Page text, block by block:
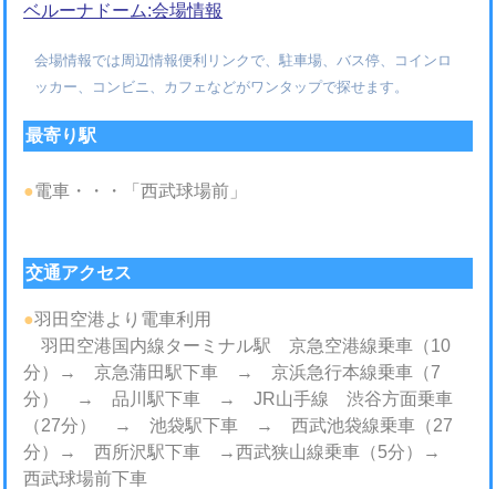
ベルーナドーム:会場情報
会場情報では周辺情報便利リンクで、駐車場、バス停、コインロ
ッカー、コンビニ、カフェなどがワンタップで探せます。
最寄り駅
●電車・・・「西武球場前」
交通アクセス
●羽田空港より電車利用
羽田空港国内線ターミナル駅 京急空港線乗車（10
分）→ 京急蒲田駅下車 → 京浜急行本線乗車（7
分） → 品川駅下車 → JR山手線 渋谷方面乗車
（27分） → 池袋駅下車 → 西武池袋線乗車（27
分）→ 西所沢駅下車 →西武狭山線乗車（5分）→
西武球場前下車